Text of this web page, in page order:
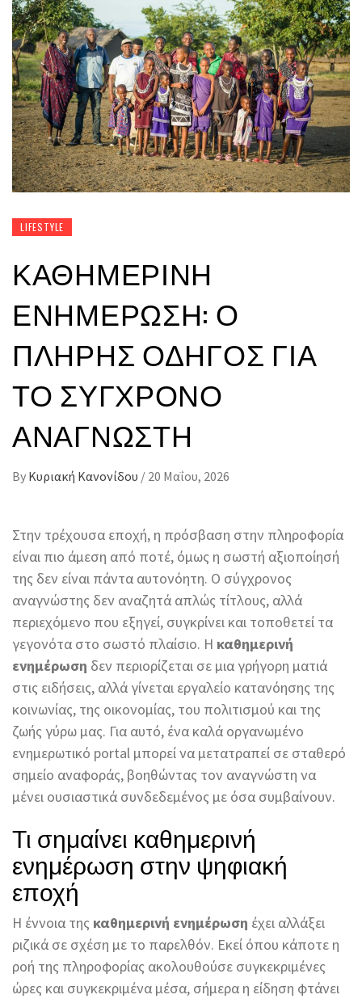
LIFESTYLE
ΚΑΘΗΜΕΡΙΝΉ
ΕΝΗΜΈΡΩΣΗ: Ο
ΠΛΉΡΗΣ ΟΔΗΓΌΣ ΓΙΑ
ΤΟ ΣΎΓΧΡΟΝΟ
ΑΝΑΓΝΏΣΤΗ
By Κυριακή Κανονίδου / 20 Μαΐου, 2026
Στην τρέχουσα εποχή, η πρόσβαση στην πληροφορία
είναι πιο άμεση από ποτέ, όμως η σωστή αξιοποίησή
της δεν είναι πάντα αυτονόητη. Ο σύγχρονος
αναγνώστης δεν αναζητά απλώς τίτλους, αλλά
περιεχόμενο που εξηγεί, συγκρίνει και τοποθετεί τα
γεγονότα στο σωστό πλαίσιο. Η καθημερινή
ενημέρωση δεν περιορίζεται σε μια γρήγορη ματιά
στις ειδήσεις, αλλά γίνεται εργαλείο κατανόησης της
κοινωνίας, της οικονομίας, του πολιτισμού και της
ζωής γύρω μας. Για αυτό, ένα καλά οργανωμένο
ενημερωτικό portal μπορεί να μετατραπεί σε σταθερό
σημείο αναφοράς, βοηθώντας τον αναγνώστη να
μένει ουσιαστικά συνδεδεμένος με όσα συμβαίνουν.
Τι σημαίνει καθημερινή
ενημέρωση στην ψηφιακή
εποχή
Η έννοια της καθημερινή ενημέρωση έχει αλλάξει
ριζικά σε σχέση με το παρελθόν. Εκεί όπου κάποτε η
ροή της πληροφορίας ακολουθούσε συγκεκριμένες
ώρες και συγκεκριμένα μέσα, σήμερα η είδηση φτάνει